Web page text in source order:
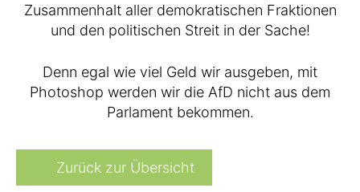
Zusammenhalt aller demokratischen Fraktionen
und den politischen Streit in der Sache!
Denn egal wie viel Geld wir ausgeben, mit
Photoshop werden wir die AfD nicht aus dem
Parlament bekommen.
Zurück zur Übersicht